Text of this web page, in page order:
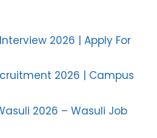
2026 | Apply For
2026 | Campus
2026 – Wasuli Job